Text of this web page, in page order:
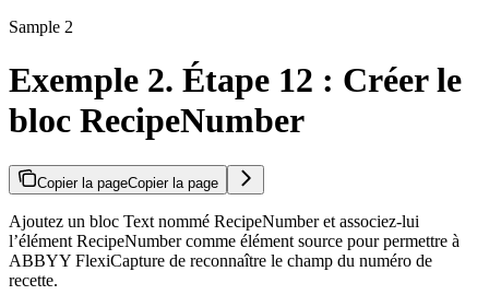
Sample 2
Exemple 2. Étape 12 : Créer le
bloc RecipeNumber
Copier la pageCopier la page
Ajoutez un bloc Text nommé RecipeNumber et associez-lui
l’élément RecipeNumber comme élément source pour permettre à
ABBYY FlexiCapture de reconnaître le champ du numéro de
recette.